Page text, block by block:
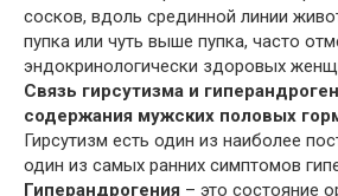
сосков, вдоль срединной линии
пупка или чуть выше пупка, часто
эндокринологически здоровых
Связь гирсутизма и
содержания мужских половых
Гирсутизм есть один из наиболее
один из самых ранних симптомов
Гиперандрогения – это состояние